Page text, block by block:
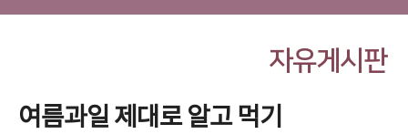
자유게시판
여름과일 제대로 알고 먹기